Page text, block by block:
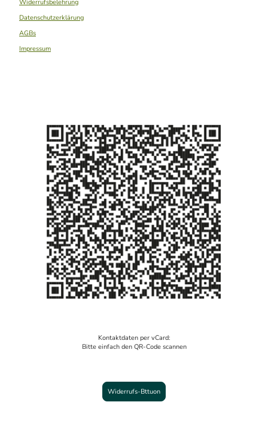
Widerrufsbelehrung
Datenschutzerklärung
AGBs
Impressum
Kontaktdaten per vCard:
Bitte einfach den QR-Code scannen
Widerrufs-Bttuon